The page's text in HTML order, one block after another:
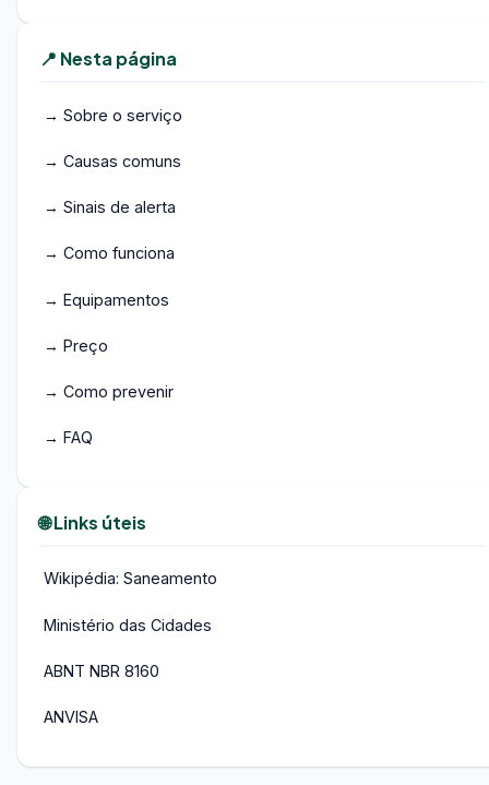
📍 Nesta página
→ Sobre o serviço
→ Causas comuns
→ Sinais de alerta
→ Como funciona
→ Equipamentos
→ Preço
→ Como prevenir
→ FAQ
🌐 Links úteis
Wikipédia: Saneamento
Ministério das Cidades
ABNT NBR 8160
ANVISA